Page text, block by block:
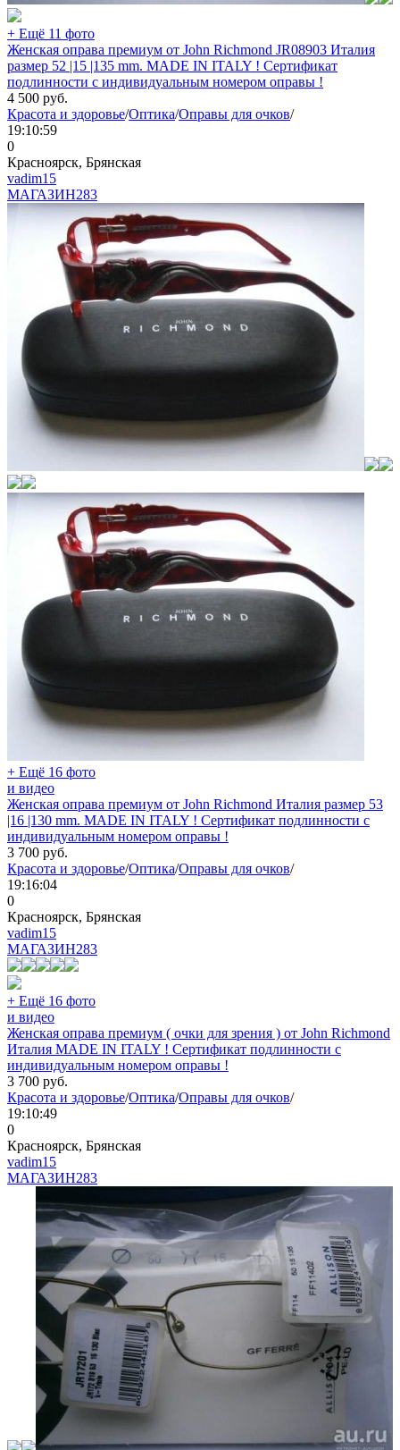
+ Ещё 11 фото
Женская оправа премиум от John Richmond JR08903 Италия
размер 52 |15 |135 mm. MADE IN ITALY ! Сертификат
подлинности с индивидуальным номером оправы !
4 500 руб.
Красота и здоровье/Оптика/Оправы для очков/
19:10:59
0
Красноярск, Брянская
vadim15
МАГАЗИН283
+ Ещё 16 фото
и видео
Женская оправа премиум от John Richmond Италия размер 53
|16 |130 mm. MADE IN ITALY ! Сертификат подлинности с
индивидуальным номером оправы !
3 700 руб.
Красота и здоровье/Оптика/Оправы для очков/
19:16:04
0
Красноярск, Брянская
vadim15
МАГАЗИН283
+ Ещё 16 фото
и видео
Женская оправа премиум ( очки для зрения ) от John Richmond
Италия MADE IN ITALY ! Сертификат подлинности с
индивидуальным номером оправы !
3 700 руб.
Красота и здоровье/Оптика/Оправы для очков/
19:10:49
0
Красноярск, Брянская
vadim15
МАГАЗИН283